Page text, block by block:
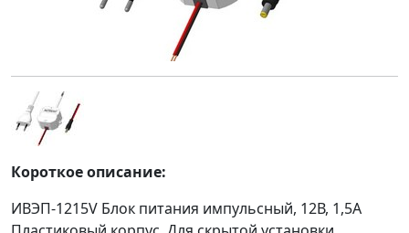
Короткое описание:
ИВЭП-1215V Блок питания импульсный, 12В, 1,5А